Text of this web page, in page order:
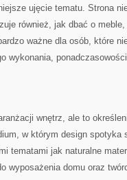
ujęcie tematu. Strona
również, jak dbać o
ważne dla osób, które
wykonania,
wnętrz, ale to
w którym design
tematami jak naturalne
wyposażenia domu oraz